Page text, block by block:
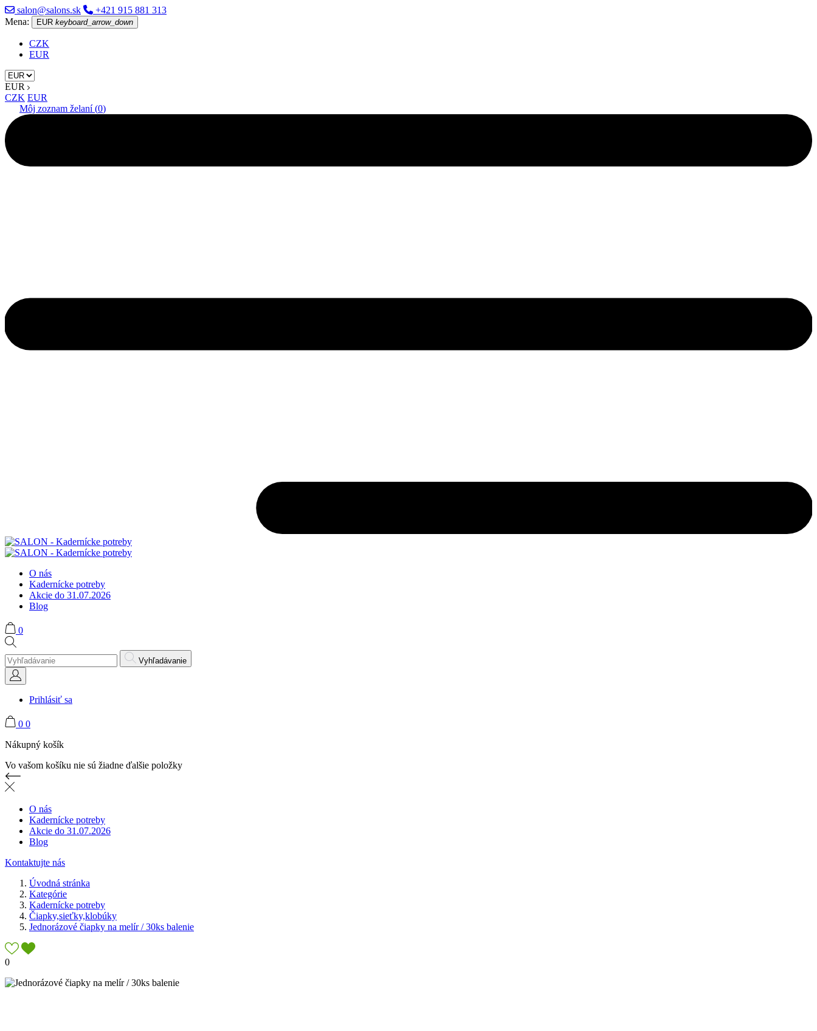
salon@salons.sk
+421 915 881 313
Mena:
EUR keyboard_arrow_down
CZK
EUR
EUR
CZK EUR
Môj zoznam želaní (0)
O nás
Kadernícke potreby
Akcie do 31.07.2026
Blog
0
Vyhľadávanie
Prihlásiť sa
0 0
Nákupný košík
Vo vašom košíku nie sú žiadne ďalšie položky
O nás
Kadernícke potreby
Akcie do 31.07.2026
Blog
Kontaktujte nás
Úvodná stránka
Kategórie
Kadernícke potreby
Čiapky,sieťky,klobúky
Jednorázové čiapky na melír / 30ks balenie
0